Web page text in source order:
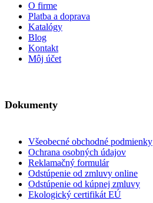
O firme
Platba a doprava
Katalógy
Blog
Kontakt
Môj účet
Dokumenty
Všeobecné obchodné podmienky
Ochrana osobných údajov
Reklamačný formulár
Odstúpenie od zmluvy online
Odstúpenie od kúpnej zmluvy
Ekologický certifikát EÚ